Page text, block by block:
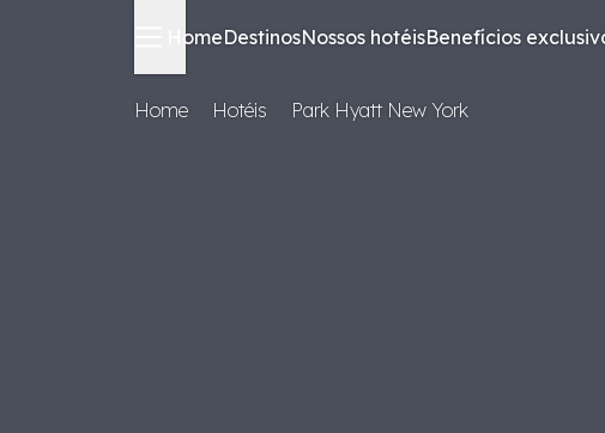
HomeDestinosNossos hotéisBenefícios
Home Hotéis Park Hyatt New York